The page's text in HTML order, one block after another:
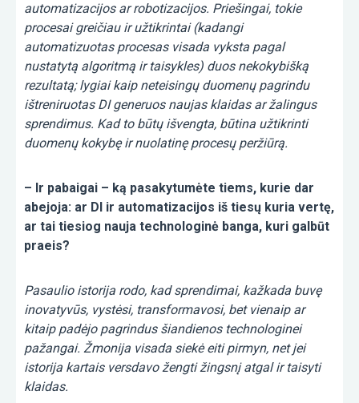
automatizacijos ar robotizacijos. Priešingai, tokie
procesai greičiau ir užtikrintai (kadangi
automatizuotas procesas visada vyksta pagal
nustatytą algoritmą ir taisykles) duos nekokybišką
rezultatą; lygiai kaip neteisingų duomenų pagrindu
ištreniruotas DI generuos naujas klaidas ar žalingus
sprendimus. Kad to būtų išvengta, būtina užtikrinti
duomenų kokybę ir nuolatinę procesų peržiūrą.
– Ir pabaigai – ką pasakytumėte tiems, kurie dar
abejoja: ar DI ir automatizacijos iš tiesų kuria vertę,
ar tai tiesiog nauja technologinė banga, kuri galbūt
praeis?
Pasaulio istorija rodo, kad sprendimai, kažkada buvę
inovatyvūs, vystėsi, transformavosi, bet vienaip ar
kitaip padėjo pagrindus šiandienos technologinei
pažangai. Žmonija visada siekė eiti pirmyn, net jei
istorija kartais versdavo žengti žingsnį atgal ir taisyti
klaidas.